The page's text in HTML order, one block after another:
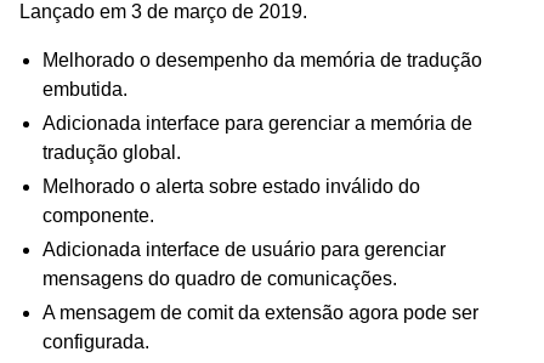
Lançado em 3 de março de 2019.
Melhorado o desempenho da memória de tradução
embutida.
Adicionada interface para gerenciar a memória de
tradução global.
Melhorado o alerta sobre estado inválido do
componente.
Adicionada interface de usuário para gerenciar
mensagens do quadro de comunicações.
A mensagem de comit da extensão agora pode ser
configurada.